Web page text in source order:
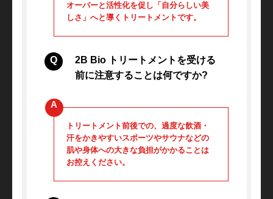
オーバーと活性化を促し「自分らしい美
しさ」へと導くトリートメントです。
2B Bio トリートメントを受ける
前に注意することは何ですか?
トリートメント前後での、過度な飲酒・
汗をかきやすいスポーツやサウナなどの
肌や身体への大きな負担がかかることは
お控えください。